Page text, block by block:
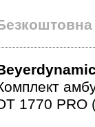
1770 PRO